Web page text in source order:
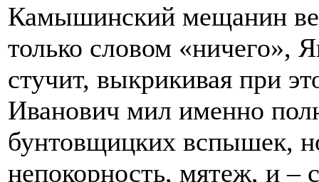
Камышинский мещанин
только словом «ничего»,
стучит, выкрикивая при
Иванович мил именно
бунтовщицких вспышек,
непокорность, мятеж, и –